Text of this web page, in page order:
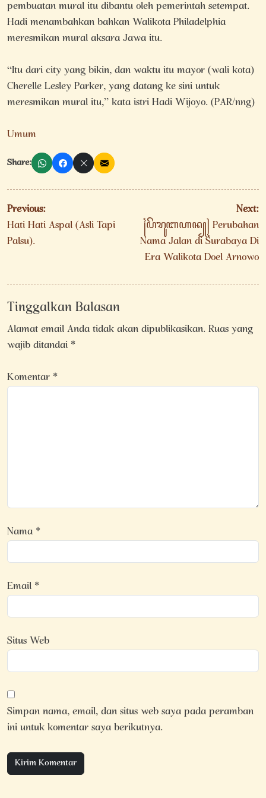
pembuatan mural itu dibantu oleh pemerintah setempat.
Hadi menambahkan bahkan Walikota Philadelphia
meresmikan mural aksara Jawa itu.
“Itu dari city yang bikin, dan waktu itu mayor (wali kota)
Cherelle Lesley Parker, yang datang ke sini untuk
meresmikan mural itu,” kata istri Hadi Wijoyo. (PAR/nng)
Umum
Share:
Navigasi
pos
Previous:
Hati Hati Aspal (Asli Tapi
Palsu).
Next:
꧌ꦥꦼꦫꦸꦧꦲꦤ꧀꧍ Perubahan
Nama Jalan di Surabaya Di
Era Walikota Doel Arnowo
Tinggalkan Balasan
Alamat email Anda tidak akan dipublikasikan.Ruas yang
wajib ditandai*
Komentar*
Nama*
Email*
Situs Web
Simpan nama, email, dan situs web saya pada peramban
ini untuk komentar saya berikutnya.